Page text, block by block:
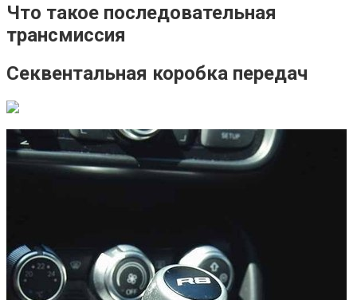
Что такое последовательная
трансмиссия
Секвентальная коробка передач